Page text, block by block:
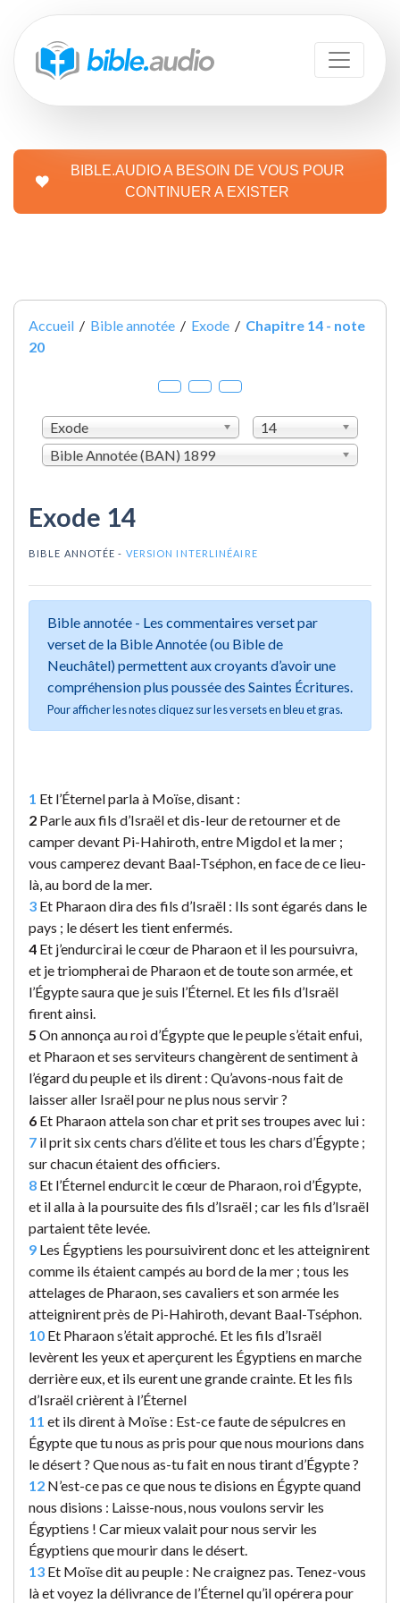
BIBLE.AUDIO A BESOIN DE VOUS POUR
CONTINUER A EXISTER
Accueil / Bible annotée / Exode / Chapitre 14 - note
20
Exode
14
Bible Annotée (BAN) 1899
Exode 14
BIBLE ANNOTÉE - VERSION INTERLINÉAIRE
Bible annotée - Les commentaires verset par
verset de la Bible Annotée (ou Bible de
Neuchâtel) permettent aux croyants d’avoir une
compréhension plus poussée des Saintes Écritures.
Pour afficher les notes cliquez sur les versets en bleu et gras.
1 Et l’Éternel parla à Moïse, disant :
2 Parle aux fils d’Israël et dis-leur de retourner et de
camper devant Pi-Hahiroth, entre Migdol et la mer ;
vous camperez devant Baal-Tséphon, en face de ce lieu-
là, au bord de la mer.
3 Et Pharaon dira des fils d’Israël : Ils sont égarés dans le
pays ; le désert les tient enfermés.
4 Et j’endurcirai le cœur de Pharaon et il les poursuivra,
et je triompherai de Pharaon et de toute son armée, et
l’Égypte saura que je suis l’Éternel. Et les fils d’Israël
firent ainsi.
5 On annonça au roi d’Égypte que le peuple s’était enfui,
et Pharaon et ses serviteurs changèrent de sentiment à
l’égard du peuple et ils dirent : Qu’avons-nous fait de
laisser aller Israël pour ne plus nous servir ?
6 Et Pharaon attela son char et prit ses troupes avec lui :
7 il prit six cents chars d’élite et tous les chars d’Égypte ;
sur chacun étaient des officiers.
8 Et l’Éternel endurcit le cœur de Pharaon, roi d’Égypte,
et il alla à la poursuite des fils d’Israël ; car les fils d’Israël
partaient tête levée.
9 Les Égyptiens les poursuivirent donc et les atteignirent
comme ils étaient campés au bord de la mer ; tous les
attelages de Pharaon, ses cavaliers et son armée les
atteignirent près de Pi-Hahiroth, devant Baal-Tséphon.
10 Et Pharaon s’était approché. Et les fils d’Israël
levèrent les yeux et aperçurent les Égyptiens en marche
derrière eux, et ils eurent une grande crainte. Et les fils
d’Israël crièrent à l’Éternel
11 et ils dirent à Moïse : Est-ce faute de sépulcres en
Égypte que tu nous as pris pour que nous mourions dans
le désert ? Que nous as-tu fait en nous tirant d’Égypte ?
12 N’est-ce pas ce que nous te disions en Égypte quand
nous disions : Laisse-nous, nous voulons servir les
Égyptiens ! Car mieux valait pour nous servir les
Égyptiens que mourir dans le désert.
13 Et Moïse dit au peuple : Ne craignez pas. Tenez-vous
là et voyez la délivrance de l’Éternel qu’il opérera pour